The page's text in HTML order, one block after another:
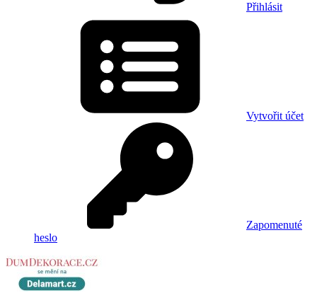
Přihlásit
Vytvořit účet
Zapomenuté
heslo